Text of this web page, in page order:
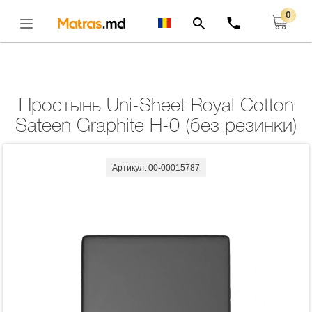
0
Простынь Uni-Sheet Royal Cotton Sateen Graphite H-0
(без Резинки)
Sateen Graphite H-0 (без резинки)
Артикул: 00-00015787